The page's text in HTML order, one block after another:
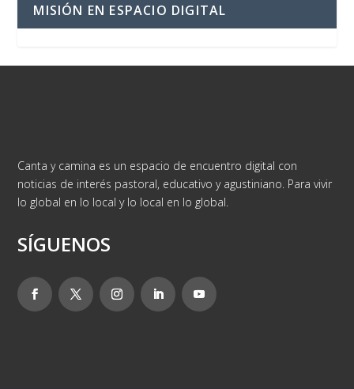
MISIÓN EN ESPACIO DIGITAL
Canta y camina es un espacio de encuentro digital con
noticias de interés pastoral, educativo y agustiniano. Para vivir
lo global en lo local y lo local en lo global.
SÍGUENOS